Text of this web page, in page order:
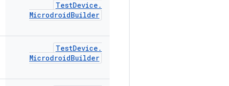
TestDevice .
MicrodroidBuilder
TestDevice .
MicrodroidBuilder